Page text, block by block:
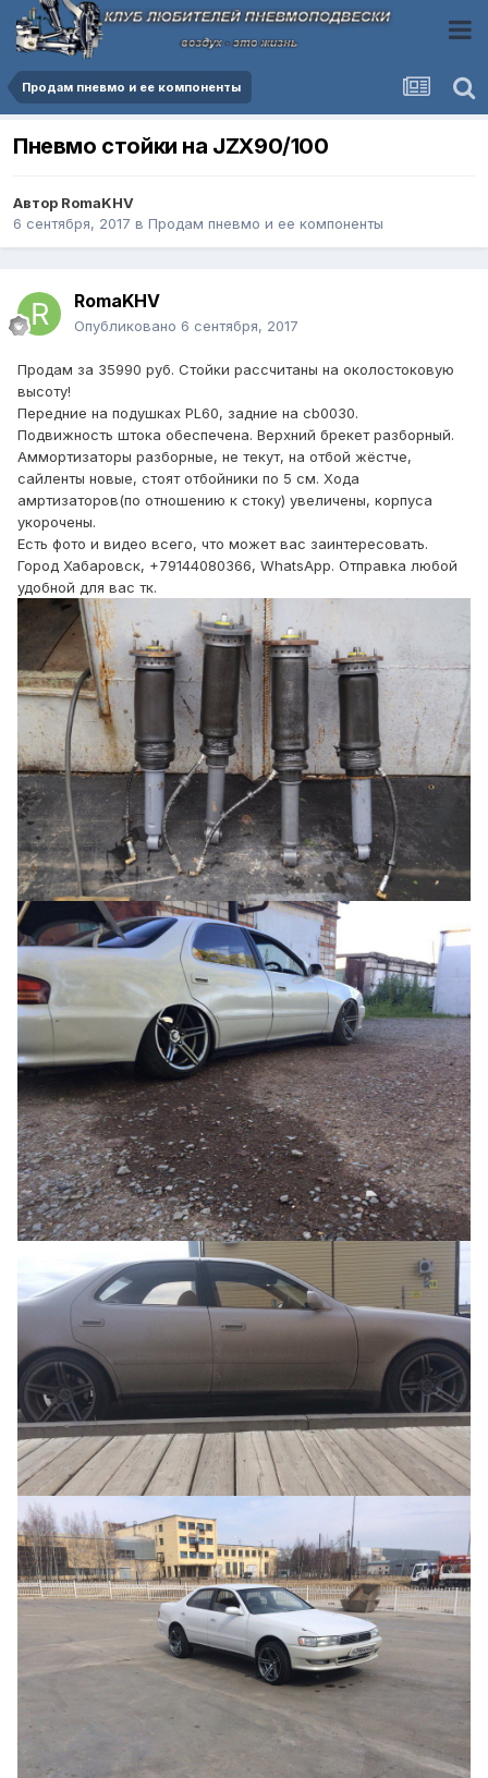
Продам пневмо и ее компоненты
Пневмо стойки на JZX90/100
Автор RomaKHV
6 сентября, 2017 в Продам пневмо и ее компоненты
RomaKHV
Опубликовано 6 сентября, 2017
Продам за 35990 руб. Стойки рассчитаны на околостоковую
высоту!
Передние на подушках PL60, задние на cb0030.
Подвижность штока обеспечена. Верхний брекет разборный.
Аммортизаторы разборные, не текут, на отбой жёстче,
сайленты новые, стоят отбойники по 5 см. Хода
амртизаторов(по отношению к стоку) увеличены, корпуса
укорочены.
Есть фото и видео всего, что может вас заинтересовать.
Город Хабаровск, +79144080366, WhatsApp. Отправка любой
удобной для вас тк.